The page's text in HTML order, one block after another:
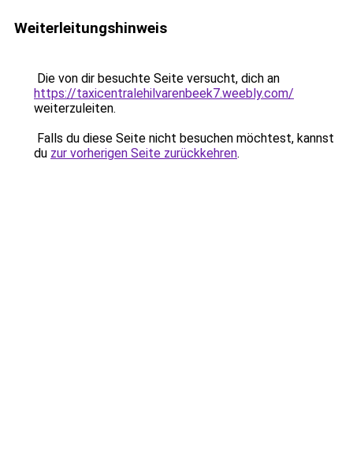
Weiterleitungshinweis
Die von dir besuchte Seite versucht, dich an
https://taxicentralehilvarenbeek7.weebly.com/
weiterzuleiten.
Falls du diese Seite nicht besuchen möchtest, kannst
du zur vorherigen Seite zurückkehren.